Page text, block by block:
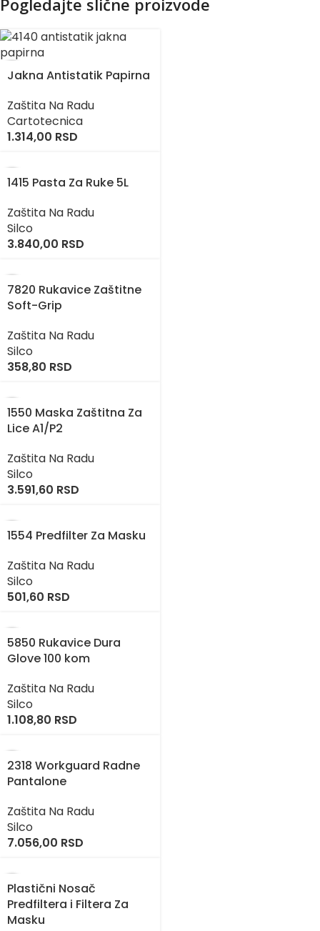
Pogledajte slične proizvode
Jakna Antistatik Papirna
Zaštita Na Radu
Cartotecnica
1.314,00 RSD
1415 Pasta Za Ruke 5L
Zaštita Na Radu
Silco
3.840,00 RSD
7820 Rukavice Zaštitne
Soft-Grip
Zaštita Na Radu
Silco
358,80 RSD
1550 Maska Zaštitna Za
Lice A1/P2
Zaštita Na Radu
Silco
3.591,60 RSD
1554 Predfilter Za Masku
Zaštita Na Radu
Silco
501,60 RSD
5850 Rukavice Dura
Glove 100 kom
Zaštita Na Radu
Silco
1.108,80 RSD
2318 Workguard Radne
Pantalone
Zaštita Na Radu
Silco
7.056,00 RSD
Plastični Nosač
Predfiltera i Filtera Za
Masku